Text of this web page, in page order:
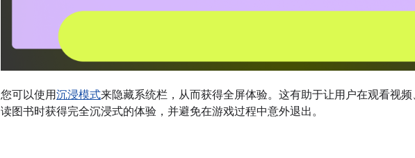
您可以使用沉浸模式来隐藏系统栏，从而获得全屏体验。这有助于让用户在观看视
读图书时获得完全沉浸式的体验，并避免在游戏过程中意外退出。